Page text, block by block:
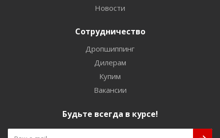
Новости
Сотрудничество
Дропшиппинг
Дилерам
Купим
Вакансии
Будьте всегда в курсе!